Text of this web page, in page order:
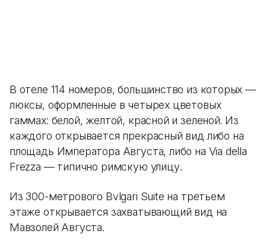
В отеле 114 номеров, большинство из которых —
люксы, оформленные в четырех цветовых
гаммах: белой, желтой, красной и зеленой. Из
каждого открывается прекрасный вид либо на
площадь Императора Августа, либо на Via della
Frezza — типично римскую улицу.
Из 300-метрового Bvlgari Suite на третьем
этаже открывается захватывающий вид на
Мавзолей Августа.